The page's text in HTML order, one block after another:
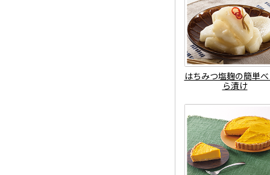
はちみつ塩麹の簡単
ら漬け